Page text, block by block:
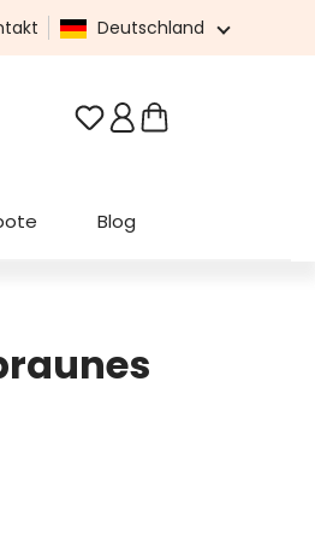
Deutschland
Du hast 0 Produkte
Blog